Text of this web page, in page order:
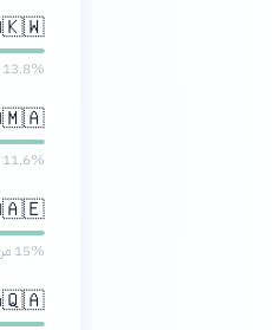
🇰🇼
13.8% من الموازنة العامة
🇲🇦
11.6% من المصروفات الحكومية
🇦🇪
15% من الميزانية، مع تركيز على التحديث الرقمي
🇶🇦